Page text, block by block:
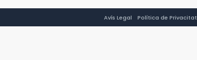
Avís Legal Política de Privacitat